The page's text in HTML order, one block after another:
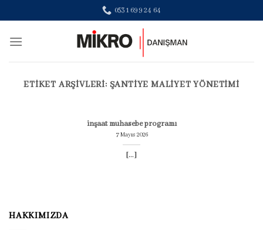
to
content
0531 699 24 64
ETIKET ARŞIVLERI: ŞANTIYE MALIYET YÖNETIMI
inşaat muhasebe programı
7 Mayıs 2026
[...]
HAKKIMIZDA